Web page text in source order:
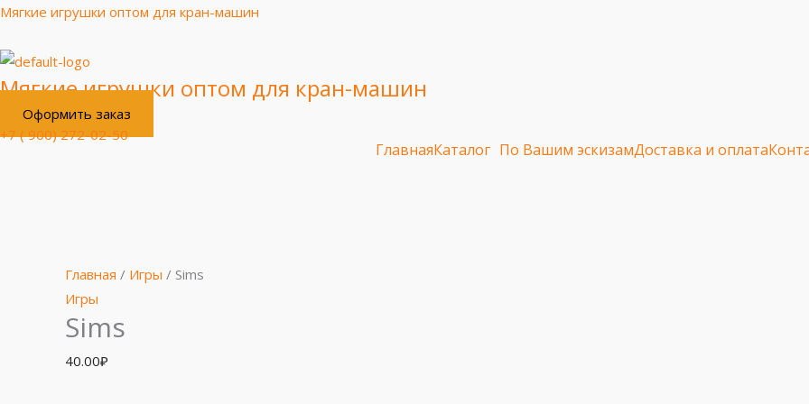
Перейти
содержимому
Мягкие игрушки оптом для кран-машин
Мягкие игрушки оптом для кран-машин
Оформить заказ
+7 ( 900) 272-02-50
ГлавнаяКаталог По Вашим эскизамДоставка и оплата
Главная / Игры / Sims
Игры
Sims
40.00₽
Sims